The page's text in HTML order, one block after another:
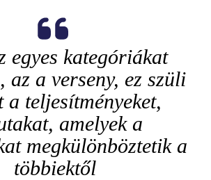
egyes kategóriákat
az a verseny, ez szüli
a teljesítményeket,
amelyek a
megkülönböztetik a
többiektől